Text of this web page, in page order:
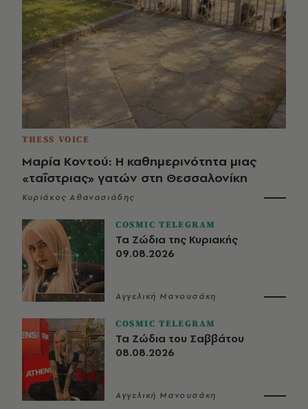
THESS VOICE
Μαρία Κοντού: Η καθημερινότητα μιας
«ταΐστριας» γατών στη Θεσσαλονίκη
Κυριάκος Αθανασιάδης
COSMIC TELEGRAM
Τα Ζώδια της Κυριακής
09.08.2026
Αγγελική Μανουσάκη
COSMIC TELEGRAM
Τα Ζώδια του Σαββάτου
08.08.2026
Αγγελική Μανουσάκη